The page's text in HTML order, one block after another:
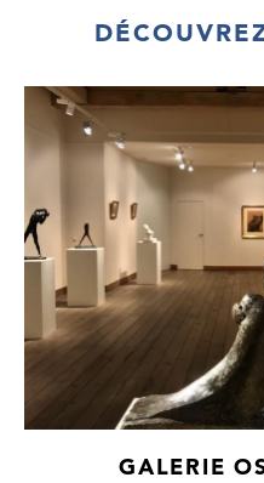
- D'Haese, J. e.a.,
- Huys, R. & P.,
Huys (Sint-Baafs-
- Oude en
Kunstgalerij De
pl. II (ill.).
- Van Doorne, V. &
1874-1932, tent.cat.
GALERIE